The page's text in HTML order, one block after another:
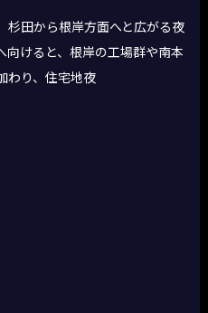
杉田から根岸方面へと広がる夜
向けると、根岸の工場群や南本
わり、住宅地夜